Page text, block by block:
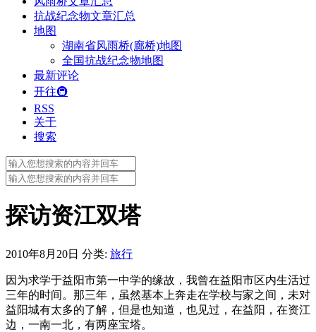
抗战纪念物文章汇总
地图
湖南省风雨桥(廊桥)地图
全国抗战纪念物地图
最新评论
开往🚇
RSS
关于
搜索
Search
for:
Search
for:
探访资江双塔
2010年8月20日 分类: 旅行
因为求学于益阳市第一中学的缘故，我曾在益阳市区内生活过
三年的时间。那三年，虽然基本上奔走在学校与家之间，未对
益阳城有太多的了解，但是也知道，也见过，在益阳，在资江
边，一南一北，有两座宝塔。